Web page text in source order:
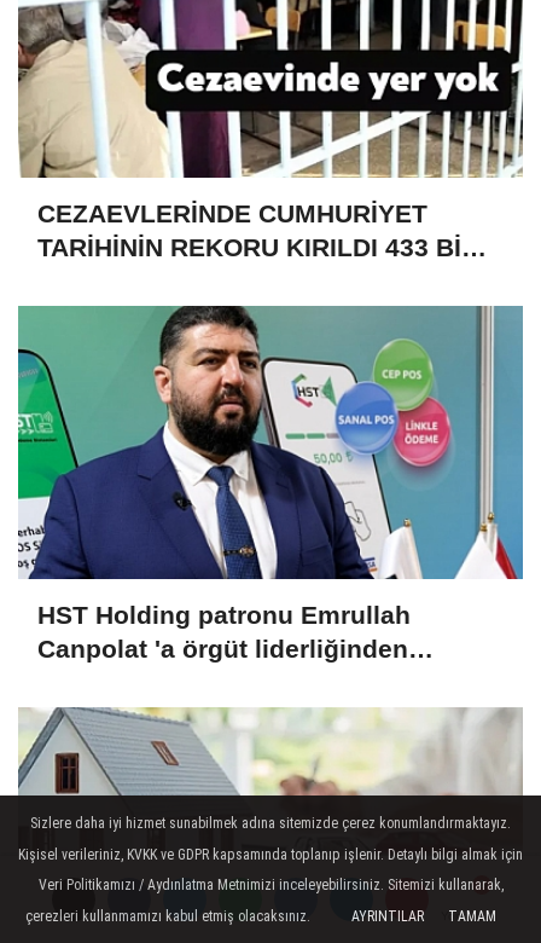
Yorumlar
Yorumlar
Yorumlar
CEZAEVLERİNDE CUMHURİYET
TARİHİNİN REKORU KIRILDI 433 BİN
HST Holding patronu Emrullah
Canpolat 'a örgüt liderliğinden
malvarlığına el konuldu
Sizlere daha iyi hizmet sunabilmek adına sitemizde çerez konumlandırmaktayız.
Kişisel verileriniz, KVKK ve GDPR kapsamında toplanıp işlenir. Detaylı bilgi almak için
Veri Politikamızı / Aydınlatma Metnimizi inceleyebilirsiniz. Sitemizi kullanarak,
çerezleri kullanmamızı kabul etmiş olacaksınız.
AYRINTILAR TAMAM